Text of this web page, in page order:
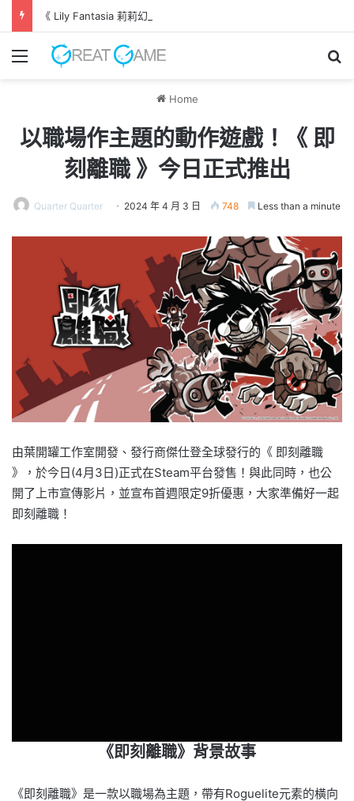
Menu
Home
以職場作主題的動作遊戲！《 即
刻離職 》今日正式推出
Quarter Quarter 2024 年 4 月 3 日 748 Less than a minute
由葉開罐工作室開發、發行商傑仕登全球發行的《 即刻離職
》，於今日(4月3日)正式在Steam平台發售！與此同時，也公
開了上市宣傳影片，並宣布首週限定9折優惠，大家準備好一起
即刻離職！
《即刻離職》背景故事
《即刻離職》是一款以職場為主題，帶有Roguelite元素的橫向